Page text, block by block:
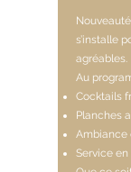
s’installe
agréables.
Au
Cocktails
Planches
Ambiance
Service en